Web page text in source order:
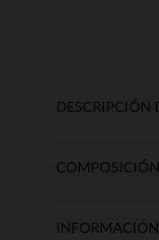
DESCRIPCIÓN